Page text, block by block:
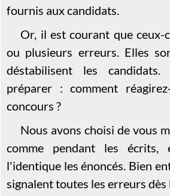
fournis aux candidats.
Or, il est courant que ceux-
ou plusieurs erreurs. Elles
déstabilisent les
préparer : comment
concours ?
Nous avons choisi de vous
comme pendant les écrits,
l'identique les énoncés. Bien
signalent toutes les erreurs